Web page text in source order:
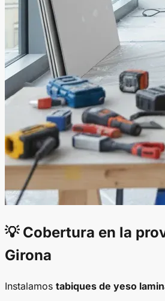
💡 Cobertura en la
Girona
Instalamos tabiques de yeso